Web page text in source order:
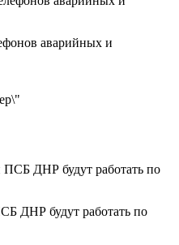
аварийных и
ДНР будут работать по